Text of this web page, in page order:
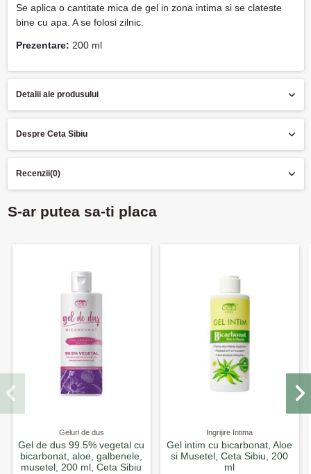
Se aplica o cantitate mica de gel in zona intima si se clateste
bine cu apa. A se folosi zilnic.
Prezentare: 200 ml
Detalii ale produsului
Despre Ceta Sibiu
Recenzii(0)
S-ar putea sa-ti placa
Geluri de dus
Gel de dus 99.5% vegetal cu
bicarbonat, aloe, galbenele,
musetel, 200 ml, Ceta Sibiu
Ingrijire Intima
Gel intim cu bicarbonat, Aloe
si Musetel, Ceta Sibiu, 200
ml